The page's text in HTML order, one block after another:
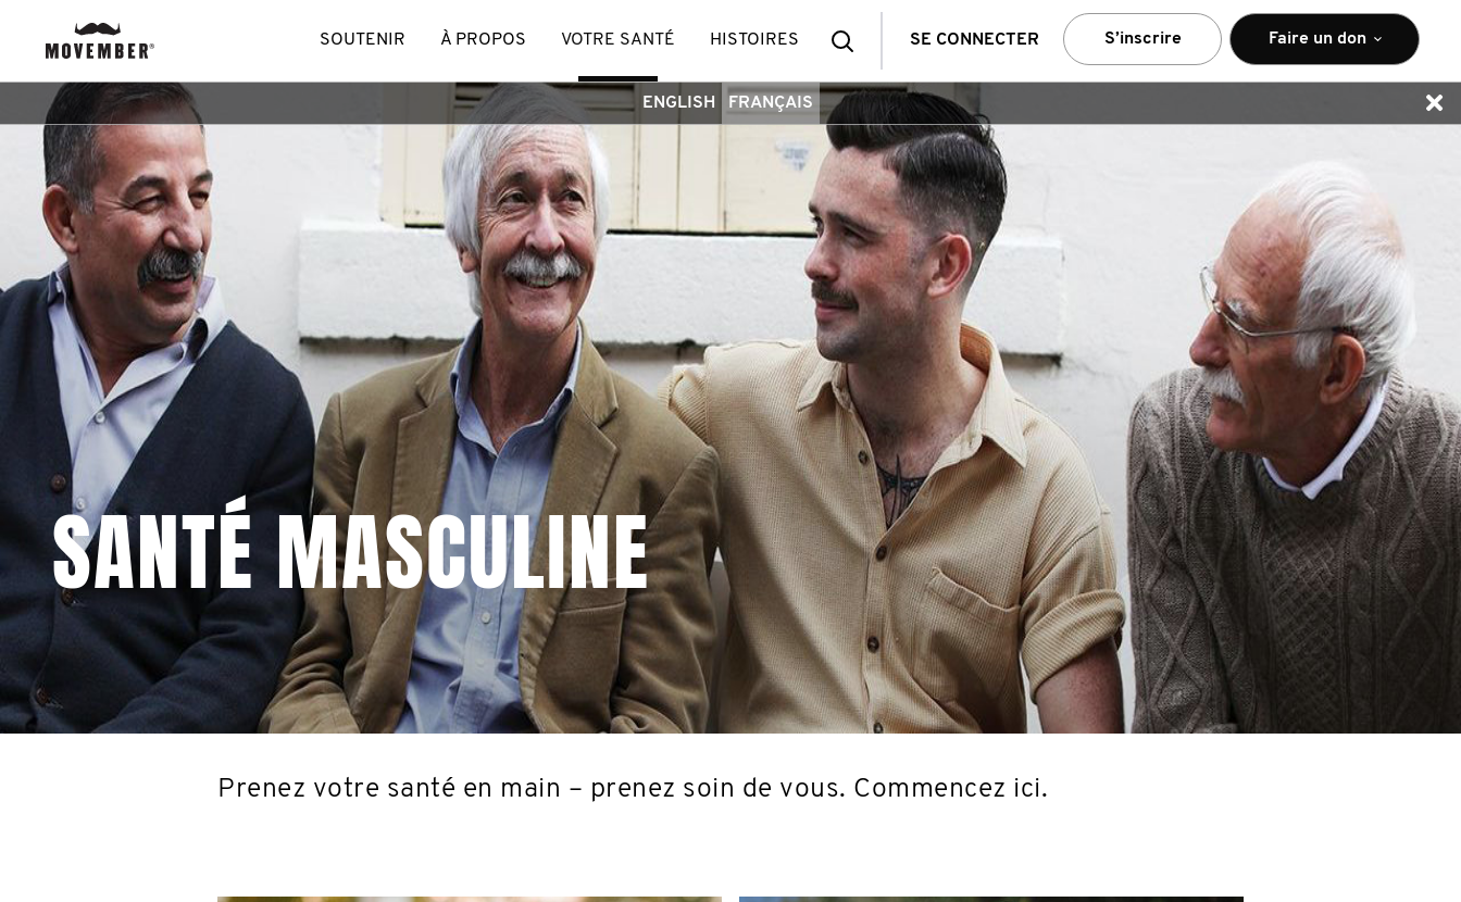
RechercheSE CONNECTER S’inscrire Faire un don
SOUTENIR À PROPOS VOTRE SANTÉ HISTOIRES
ENGLISH FRANÇAIS
SANTÉ MASCULINE
Prenez votre santé en main – prenez soin de vous. Commencez ici.